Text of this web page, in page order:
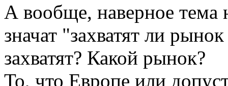
А вообще, наверное тема
значат "захватят ли
захватят? Какой рынок?
То, что Европе или